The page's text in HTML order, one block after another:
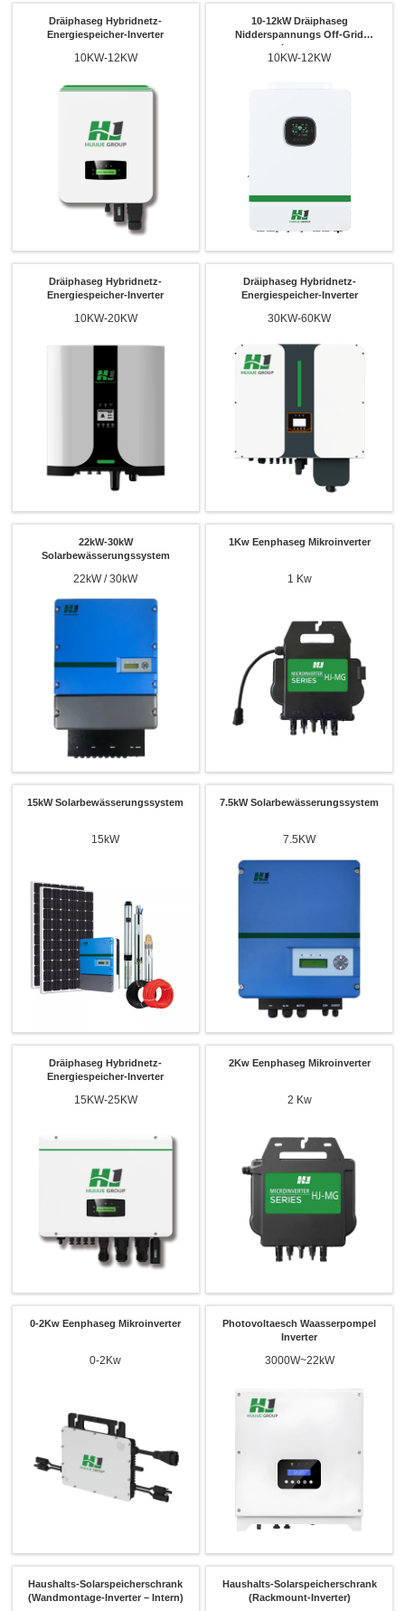
Dräiphaseg Hybridnetz-
Energiespeicher-Inverter
10KW-12KW
10-12kW Dräiphaseg
Nidderspannungs Off-Grid
Inverter
10KW-12KW
Dräiphaseg Hybridnetz-
Energiespeicher-Inverter
10KW-20KW
Dräiphaseg Hybridnetz-
Energiespeicher-Inverter
30KW-60KW
22kW-30kW
Solarbewässerungssystem
22kW / 30kW
1Kw Eenphaseg Mikroinverter
1 Kw
15kW Solarbewässerungssystem
15kW
7.5kW Solarbewässerungssystem
7.5KW
Dräiphaseg Hybridnetz-
Energiespeicher-Inverter
15KW-25KW
2Kw Eenphaseg Mikroinverter
2 Kw
0-2Kw Eenphaseg Mikroinverter
0-2Kw
Photovoltaesch Waasserpompel
Inverter
3000W~22kW
Haushalts-Solarspeicherschrank
(Wandmontage-Inverter – Intern)
Haushalts-Solarspeicherschrank
(Rackmount-Inverter)